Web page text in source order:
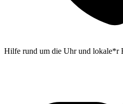
Hilfe rund um die Uhr und lokale*r